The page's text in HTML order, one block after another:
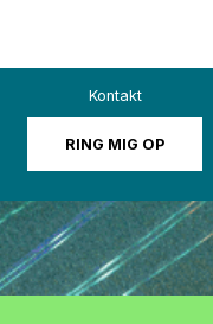
Kontakt
RING MIG OP